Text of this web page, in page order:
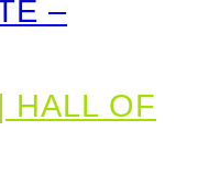
–
HALL OF